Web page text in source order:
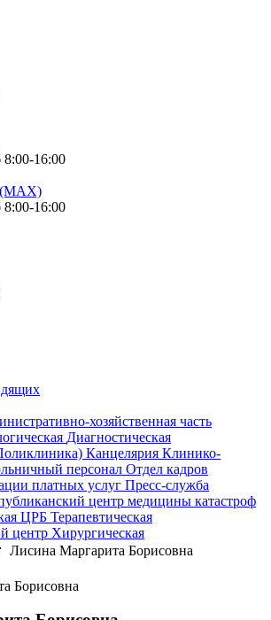
8:00-16:00
8:00-16:00
хозяйственная часть
Диагностическая
Канцелярия Клинико-
персонал Отдел кадров
платных услуг Пресс-служба
центр медицины катастроф
ЦРБ Терапевтическая
центр Хирургическая
Лисина Маргарита Борисовна